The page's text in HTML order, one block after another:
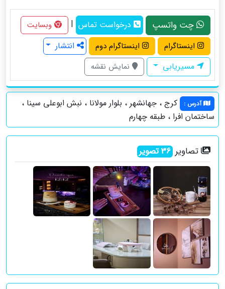
چت واتسپ درخواست تماس |
وبسایت
اینستاگرام
اینستاگرام دوم
انتشار
مسیریابی
نمایش نقشه
آدرس :
کرج ، جهانشهر ، بلوار مولانا ، نبش ابوعلی سینا ،
ساختمان افرا ، طبقه چهارم
تصاویر 36تصویر